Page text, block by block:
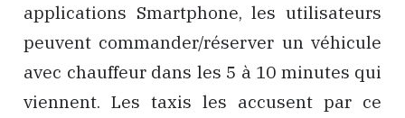
applications Smartphone, les utilisateurs
peuvent commander/réserver un véhicule
avec chauffeur dans les 5 à 10 minutes qui
viennent. Les taxis les accusent par ce